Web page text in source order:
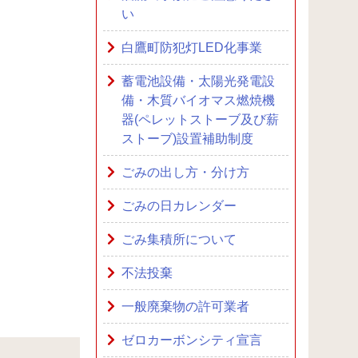
い
白鷹町防犯灯LED化事業
蓄電池設備・太陽光発電設
備・木質バイオマス燃焼機
器(ペレットストーブ及び薪
ストーブ)設置補助制度
ごみの出し方・分け方
ごみの日カレンダー
ごみ集積所について
不法投棄
一般廃棄物の許可業者
ゼロカーボンシティ宣言